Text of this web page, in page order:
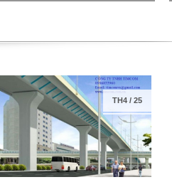
TH4 / 25